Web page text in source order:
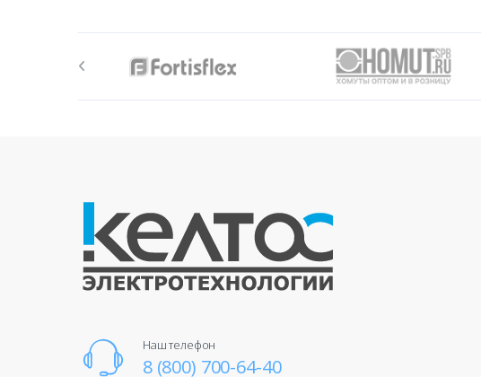
Наш телефон
8 (800) 700-64-40